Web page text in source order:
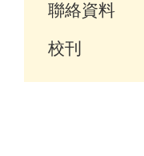
聯絡資料
校刊